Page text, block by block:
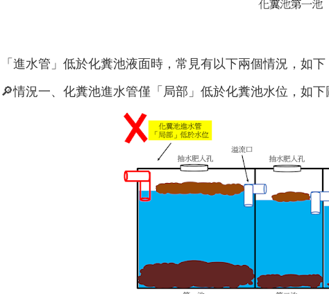
「進水管」低於化糞池液面時，常見有以下兩個情況，如下
🔎情況一、化糞池進水管僅「局部」低於化糞池水位，如下